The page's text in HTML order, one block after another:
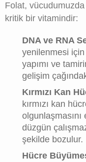
Folat,
kritik bir vitamindir:
DNA ve RNA
yenilenmesi için
yapımı ve
gelişim
Kırmızı Kan
kırmızı kan
düzgün
şekilde bozulur.
Hücre